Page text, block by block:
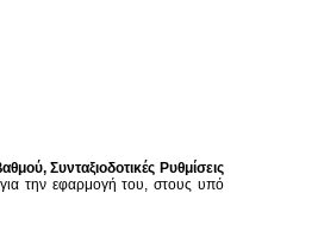
Συνταξιοδοτικές Ρυθμίσεις
την εφαρμογή του, στους υπό